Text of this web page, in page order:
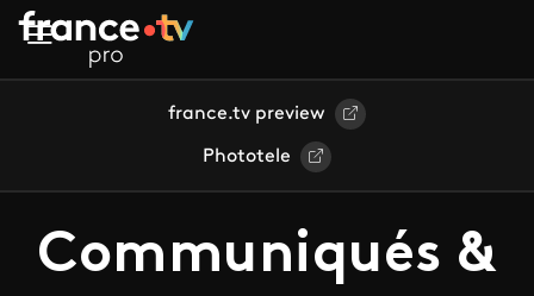
Aller au contenu principal
france.tv preview
Phototele
Communiqués &